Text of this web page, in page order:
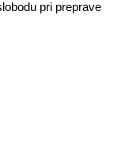
pri preprave